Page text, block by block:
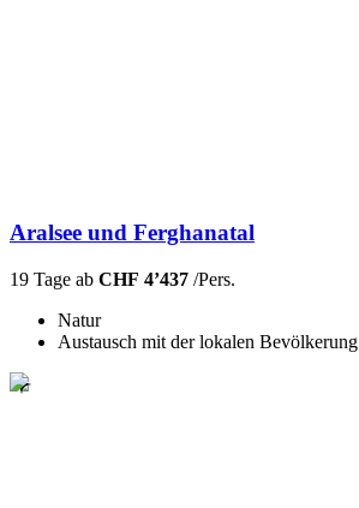
Aralsee und Ferghanatal
19 Tage ab CHF 4’437 /Pers.
Natur
Austausch mit der lokalen Bevölkerung